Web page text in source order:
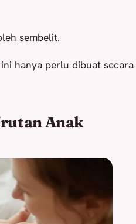
sembelit.
ini hanya perlu dibuat secara
Anak